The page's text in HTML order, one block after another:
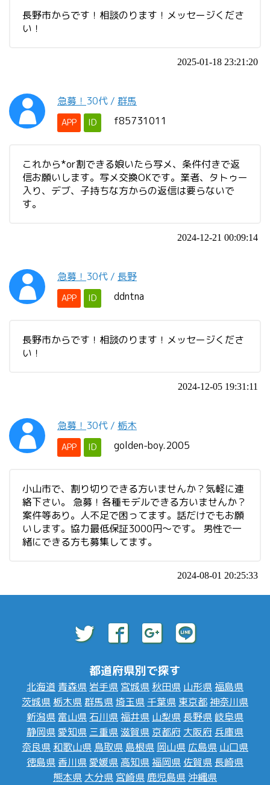
長野市からです！相談のります！メッセージくださ
い！
2025-01-18 23:21:20
急募！ 30代 / 群馬
APP ID f85731011
これから*or割できる娘いたら写メ、条件付きで返
信お願いします。写メ交換OKです。業者、タトゥー
入り、デブ、子持ちな方からの返信は要らないで
す。
2024-12-21 00:09:14
急募！ 30代 / 長野
APP ID ddntna
長野市からです！相談のります！メッセージくださ
い！
2024-12-05 19:31:11
急募！ 30代 / 栃木
APP ID golden-boy.2005
小山市で、割り切りできる方いませんか？気軽に連
絡下さい。 急募！各種モデルできる方いませんか？
案件等あり。人不足で困ってます。話だけでもお願
いします。協力最低保証3000円～です。 男性で一
緒にできる方も募集してます。
2024-08-01 20:25:33
都道府県別で探す
北海道 青森県 岩手県 宮城県 秋田県 山形県福島県
茨城県 栃木県群馬県埼玉県 千葉県 東京都神奈川県
新潟県 富山県 石川県福井県 山梨県 長野県 岐阜県
静岡県愛知県 三重県滋賀県 京都府 大阪府 兵庫県
奈良県 和歌山県 鳥取県 島根県 岡山県 広島県 山口県
徳島県 香川県愛媛県 高知県福岡県 佐賀県 長崎県
熊本県 大分県 宮崎県 鹿児島県 沖縄県